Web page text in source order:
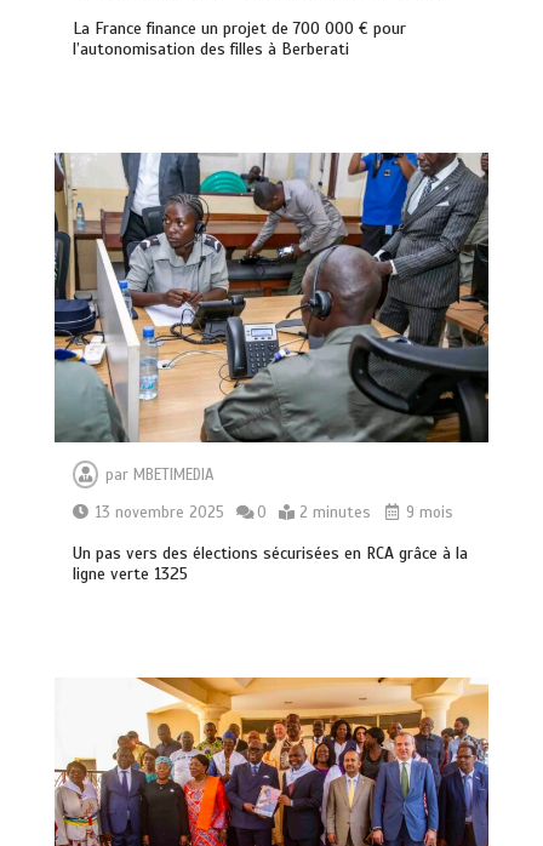
La France finance un projet de 700 000 € pour
l’autonomisation des filles à Berberati
par MBETIMEDIA
13 novembre 2025
0 2 minutes 9 mois
Un pas vers des élections sécurisées en RCA grâce à la
ligne verte 1325